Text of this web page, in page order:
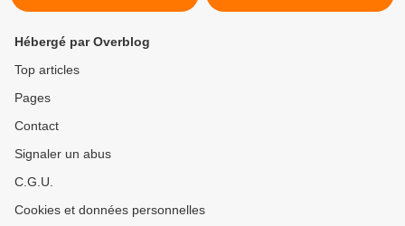
Hébergé par Overblog
Top articles
Pages
Contact
Signaler un abus
C.G.U.
Cookies et données personnelles